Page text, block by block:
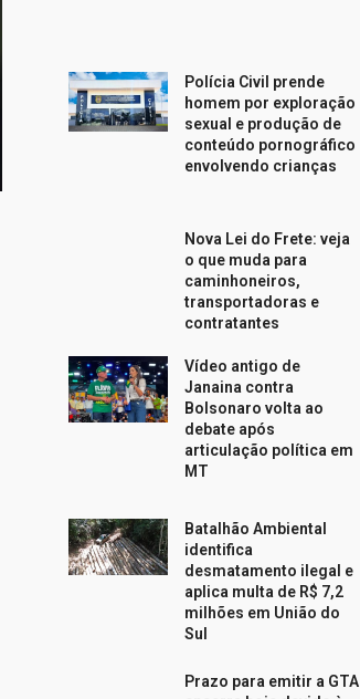
Polícia Civil prende
homem por exploração
sexual e produção de
conteúdo pornográfico
envolvendo crianças
Nova Lei do Frete: veja
o que muda para
caminhoneiros,
transportadoras e
contratantes
Vídeo antigo de
Janaina contra
Bolsonaro volta ao
debate após
articulação política em
MT
Batalhão Ambiental
identifica
desmatamento ilegal e
aplica multa de R$ 7,2
milhões em União do
Sul
Prazo para emitir a GTA